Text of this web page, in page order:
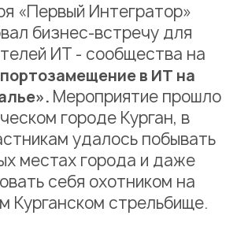
«Первый Интегратор»
бизнес-встречу для
ИТ - сообщества на
в ИТ на
Мероприятие прошло
городе Курган, в
удалось побывать
местах города и даже
себя охотником на
Курганском стрельбище.